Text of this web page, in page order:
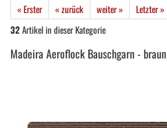
« Erster
« zurück weiter »
Letzter »
32Artikel in dieser Kategorie
Madeira Aeroflock Bauschgarn - braun